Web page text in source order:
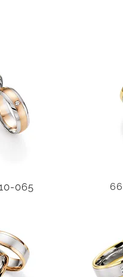
065